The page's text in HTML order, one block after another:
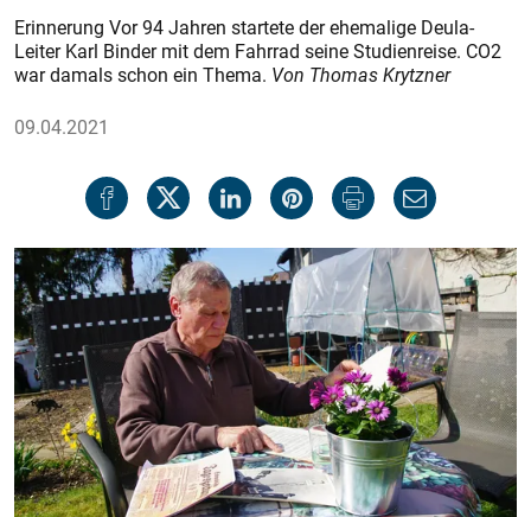
Erinnerung Vor 94 Jahren startete der ehemalige Deula-
Leiter Karl Binder mit dem Fahrrad seine Studienreise. CO2
war damals schon ein Thema. Von Thomas Krytzner
09.04.2021